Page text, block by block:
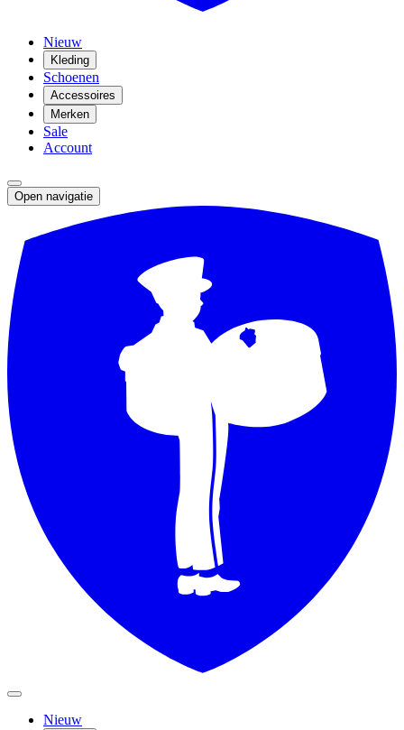
Nieuw
Kleding
Schoenen
Accessoires
Merken
Sale
Account
Open navigatie
Nieuw